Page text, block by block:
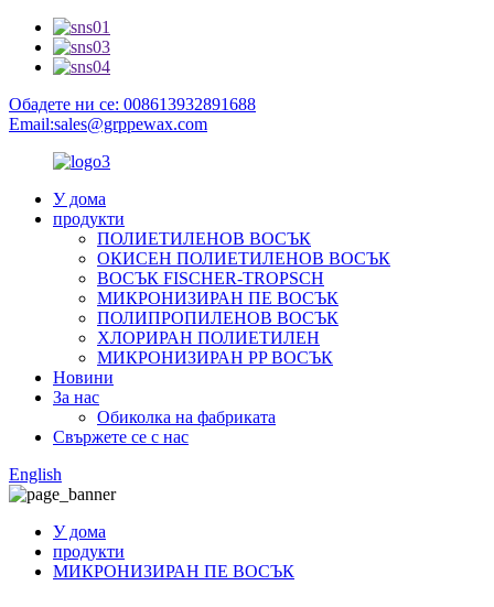
Обадете ни се: 008613932891688
Email:sales@grppewax.com
У дома
продукти
ПОЛИЕТИЛЕНОВ ВОСЪК
ОКИСЕН ПОЛИЕТИЛЕНОВ ВОСЪК
ВОСЪК FISCHER-TROPSCH
МИКРОНИЗИРАН ПЕ ВОСЪК
ПОЛИПРОПИЛЕНОВ ВОСЪК
ХЛОРИРАН ПОЛИЕТИЛЕН
МИКРОНИЗИРАН PP ВОСЪК
Новини
За нас
Обиколка на фабриката
Свържете се с нас
English
У дома
продукти
МИКРОНИЗИРАН ПЕ ВОСЪК